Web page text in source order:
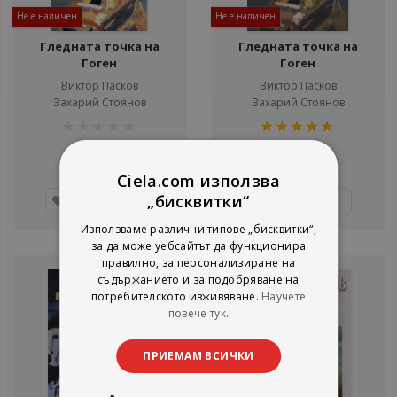
Не е наличен
Гледната точка на
Гоген
Виктор Пасков
Захарий Стоянов
1%
Не е наличен
Гледната точка на
Гоген
Виктор Пасков
Захарий Стоянов
рейтинг:
Ciela.com използва
„бисквитки“
Използваме различни типове „бисквитки“,
за да може уебсайтът да функционира
правилно, за персонализиране на
съдържанието и за подобряване на
потребителското изживяване. Научете
повече тук.
ПРИЕМАМ ВСИЧКИ